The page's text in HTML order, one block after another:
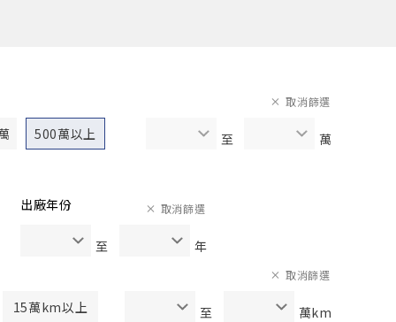
500萬以上 至 萬
取消篩選
出廠年份
至 年
取消篩選
15萬km以上 至 萬km
取消篩選